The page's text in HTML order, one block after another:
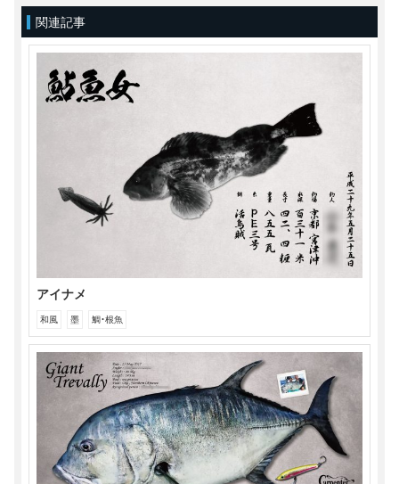
有
(新
し
い
ウ
ィ
ン
ド
ウ
で
リ
し
て
く
だ
さ
い
(新
き
ま
ェ
し
い
ウ
き
ま
す)
関連記事
アイナメ
和風 墨 鯛・根魚